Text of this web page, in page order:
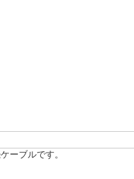
ーブルです。